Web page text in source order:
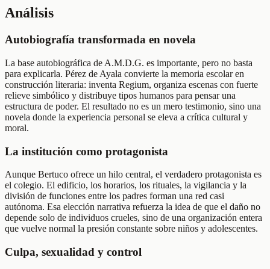
Análisis
Autobiografía transformada en novela
La base autobiográfica de A.M.D.G. es importante, pero no basta
para explicarla. Pérez de Ayala convierte la memoria escolar en
construcción literaria: inventa Regium, organiza escenas con fuerte
relieve simbólico y distribuye tipos humanos para pensar una
estructura de poder. El resultado no es un mero testimonio, sino una
novela donde la experiencia personal se eleva a crítica cultural y
moral.
La institución como protagonista
Aunque Bertuco ofrece un hilo central, el verdadero protagonista es
el colegio. El edificio, los horarios, los rituales, la vigilancia y la
división de funciones entre los padres forman una red casi
autónoma. Esa elección narrativa refuerza la idea de que el daño no
depende solo de individuos crueles, sino de una organización entera
que vuelve normal la presión constante sobre niños y adolescentes.
Culpa, sexualidad y control